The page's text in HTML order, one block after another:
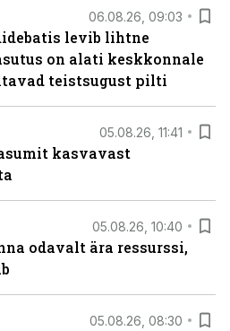
06.08.26, 09:03
levib lihtne
on alati keskkonnale
teistsugust pilti
05.08.26, 11:41
kasvavast
05.08.26, 10:40
odavalt ära ressurssi,
05.08.26, 08:30